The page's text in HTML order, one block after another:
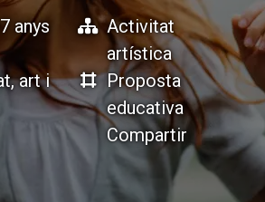
anys
Activitat
artística
art i
Proposta
educativa
Compartir
SOCIAL I JOVES
ESPLAIS
SOCIAL I JOVES
ESPLAIS